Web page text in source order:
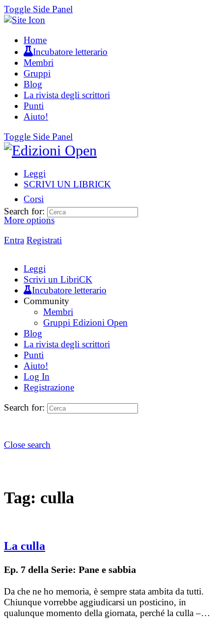
Toggle Side Panel
Home
Incubatore letterario
Membri
Gruppi
Blog
La rivista degli scrittori
Punti
Aiuto!
Toggle Side Panel
Leggi
SCRIVI UN LIBRICK
Corsi
More options
Entra Registrati
Search for:
Leggi
Scrivi un LibriCK
Incubatore letterario
Community
Membri
Gruppi Edizioni Open
Blog
La rivista degli scrittori
Punti
Aiuto!
Log In
Registrazione
Search for:
Close search
Tag: culla
La culla
Ep. 7 della Serie: Pane e sabbia
Da che ne ho memoria, è sempre stata ambita da tutti.
Chiunque vorrebbe aggiudicarsi un posticino, in
qualunque momento della giornata, perché la culla –…